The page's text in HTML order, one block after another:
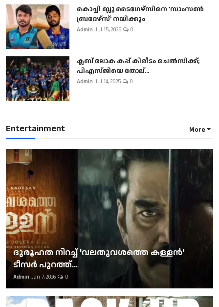
കൊച്ചി ബ്ലൂ ടൈഗേഴ്സിനെ 'സാംസൺ
ബ്രദേഴ്സ്' നയിക്കും
Admin Jul 15, 2025 0
ക്ലബ് ലോക കപ്പ് കിരീടം ചെല്‍സിക്ക്;
പിഎസ്ജിയെ തോല്...
Admin Jul 14, 2025 0
Entertainment More
ദുരൂഹത നിറച്ച് 'വലതുവശത്തെ കള്ളന്‍'
ടീസര്‍ പുറത്ത്...
Admin Jan 7, 2026 0